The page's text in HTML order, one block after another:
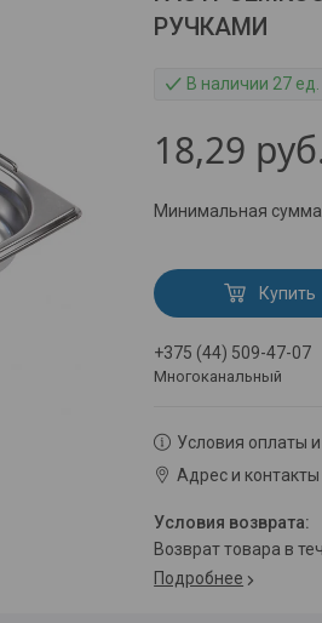
РУЧКАМИ
В наличии 27 ед.
18,29
Минимальная сумма
Купить
+375 (44) 509-47-07
Многоканальный
Условия оплаты
Адрес и контакты
возврат товара в
Подробнее